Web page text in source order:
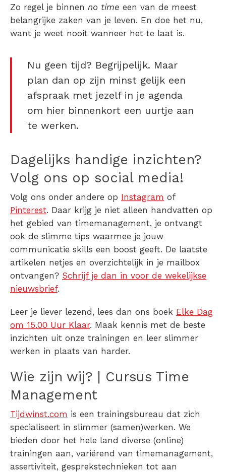
Zo regel je binnen no time een van de meest
belangrijke zaken van je leven. En doe het nu,
want je weet nooit wanneer het te laat is.
Nu geen tijd? Begrijpelijk. Maar
plan dan op zijn minst gelijk een
afspraak met jezelf in je agenda
om hier binnenkort een uurtje aan
te werken.
Dagelijks handige inzichten?
Volg ons op social media!
Volg ons onder andere op Instagram of
Pinterest. Daar krijg je niet alleen handvatten op
het gebied van timemanagement, je ontvangt
ook de slimme tips waarmee je jouw
communicatie skills een boost geeft. De laatste
artikelen netjes en overzichtelijk in je mailbox
ontvangen? Schrijf je dan in voor de wekelijkse
nieuwsbrief.
Leer je liever lezend, lees dan ons boek Elke Dag
om 15.00 Uur Klaar. Maak kennis met de beste
inzichten uit onze trainingen en leer slimmer
werken in plaats van harder.
Wie zijn wij? | Cursus Time
Management
Tijdwinst.com is een trainingsbureau dat zich
specialiseert in slimmer (samen)werken. We
bieden door het hele land diverse (online)
trainingen aan, variërend van timemanagement,
assertiviteit, gesprekstechnieken tot aan